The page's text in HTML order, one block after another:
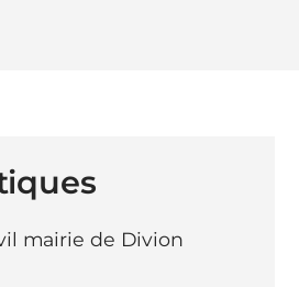
mairie de Divion